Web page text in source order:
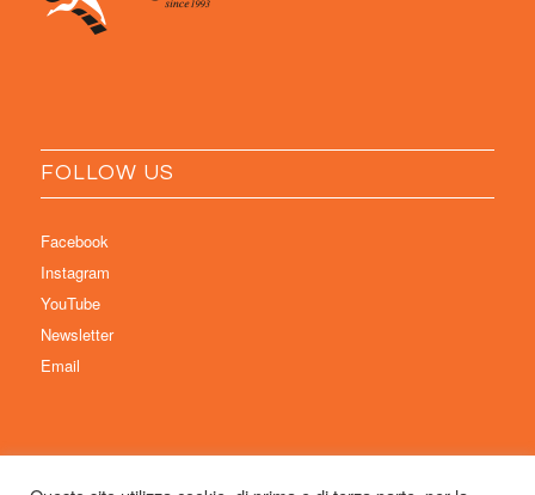
FOLLOW US
Facebook
Instagram
YouTube
Newsletter
Email